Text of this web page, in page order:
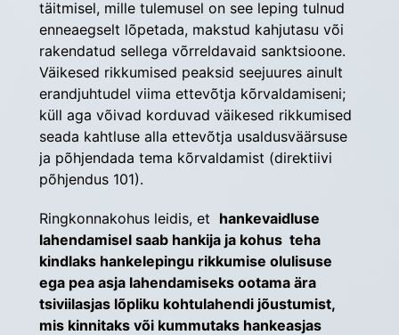
täitmisel, mille tulemusel on see leping tulnud
enneaegselt lõpetada, makstud kahjutasu või
rakendatud sellega võrreldavaid sanktsioone.
Väikesed rikkumised peaksid seejuures ainult
erandjuhtudel viima ettevõtja kõrvaldamiseni;
küll aga võivad korduvad väikesed rikkumised
seada kahtluse alla ettevõtja usaldusväärsuse
ja põhjendada tema kõrvaldamist (direktiivi
põhjendus 101).
Ringkonnakohus leidis, et hankevaidluse
lahendamisel saab hankija ja kohus  teha
kindlaks hankelepingu rikkumise olulisuse
ega pea asja lahendamiseks ootama ära
tsiviilasjas lõpliku kohtulahendi jõustumist,
mis kinnitaks või kummutaks hankeasjas